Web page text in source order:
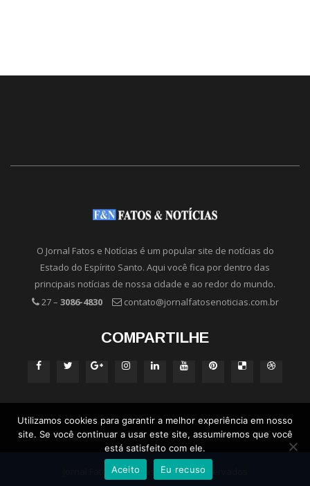
O Jornal Fatos e Notícias é um popular site de notícias do
Estado do Espírito Santo. Aqui você fica por dentro das
principais notícias de nossa cidade e ao redor do mundo.
27 – 3086-4830 contato@jornalfatosenoticias.com.br
COMPARTILHE
Jornal Fatos e Notícias - Direitos Reservados
Utilizamos cookies para garantir a melhor experiência em nosso
site. Se você continuar a usar este site, assumiremos que você
está satisfeito com ele.
Aceito
Eu recuso